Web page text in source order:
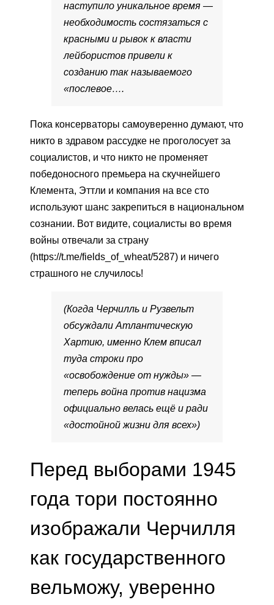
наступило уникальное время —
необходимость состязаться с
красными и рывок к власти
лейбористов привели к
созданию так называемого
«послевое….
Пока консерваторы самоуверенно думают, что
никто в здравом рассудке не проголосует за
социалистов, и что никто не променяет
победоносного премьера на скучнейшего
Клемента, Эттли и компания на все сто
используют шанс закрепиться в национальном
сознании. Вот видите, социалисты во время
войны отвечали за страну
(https://t.me/fields_of_wheat/5287) и ничего
страшного не случилось!
(Когда Черчилль и Рузвельт
обсуждали Атлантическую
Хартию, именно Клем вписал
туда строки про
«освобождение от нужды» —
теперь война против нацизма
официально велась ещё и ради
«достойной жизни для всех»)
Перед выборами 1945
года тори постоянно
изображали Черчилля
как государственного
вельможу, уверенно